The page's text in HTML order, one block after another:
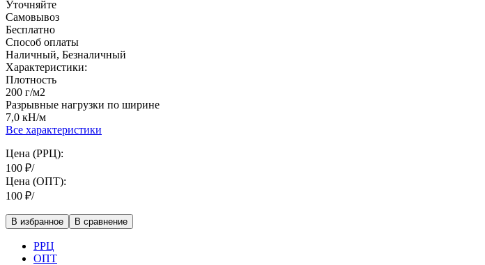
Уточняйте
Самовывоз
Бесплатно
Способ оплаты
Наличный, Безналичный
Характеристики:
Плотность
200 г/м2
Разрывные нагрузки по ширине
7,0 кН/м
Все характеристики
Цена (РРЦ):
100 ₽/
Цена (ОПТ):
100 ₽/
В избранное В сравнение
РРЦ
ОПТ